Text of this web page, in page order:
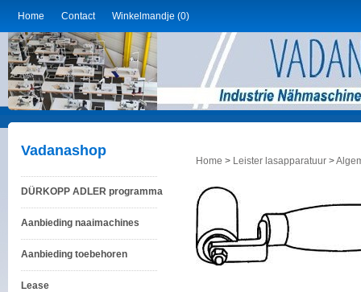
Home Contact Winkelmandje (0)
Vadanashop
DÜRKOPP ADLER programma
Aanbieding naaimachines
Aanbieding toebehoren
Lease
Home > Leister lasapparatuur >